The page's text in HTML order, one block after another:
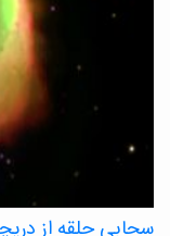
سحابی حلقه از